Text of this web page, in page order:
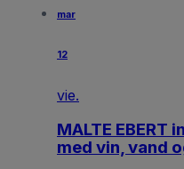
mar
12
vie.
MALTE
med vin, vand